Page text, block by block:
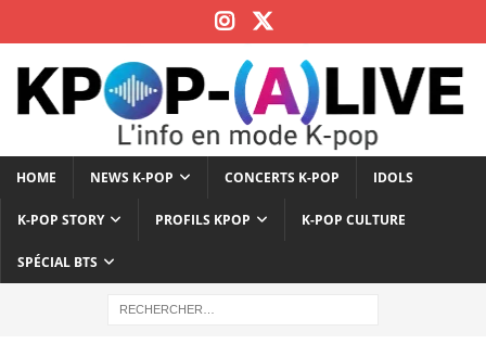
HOME NEWS K-POP CONCERTS K-POP IDOLS
K-POP STORY PROFILS KPOP K-POP CULTURE
SPÉCIAL BTS